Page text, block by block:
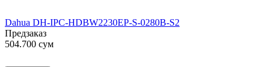
Dahua DH-IPC-HDBW2230EP-S-0280B-S2
Предзаказ
504.700 сум